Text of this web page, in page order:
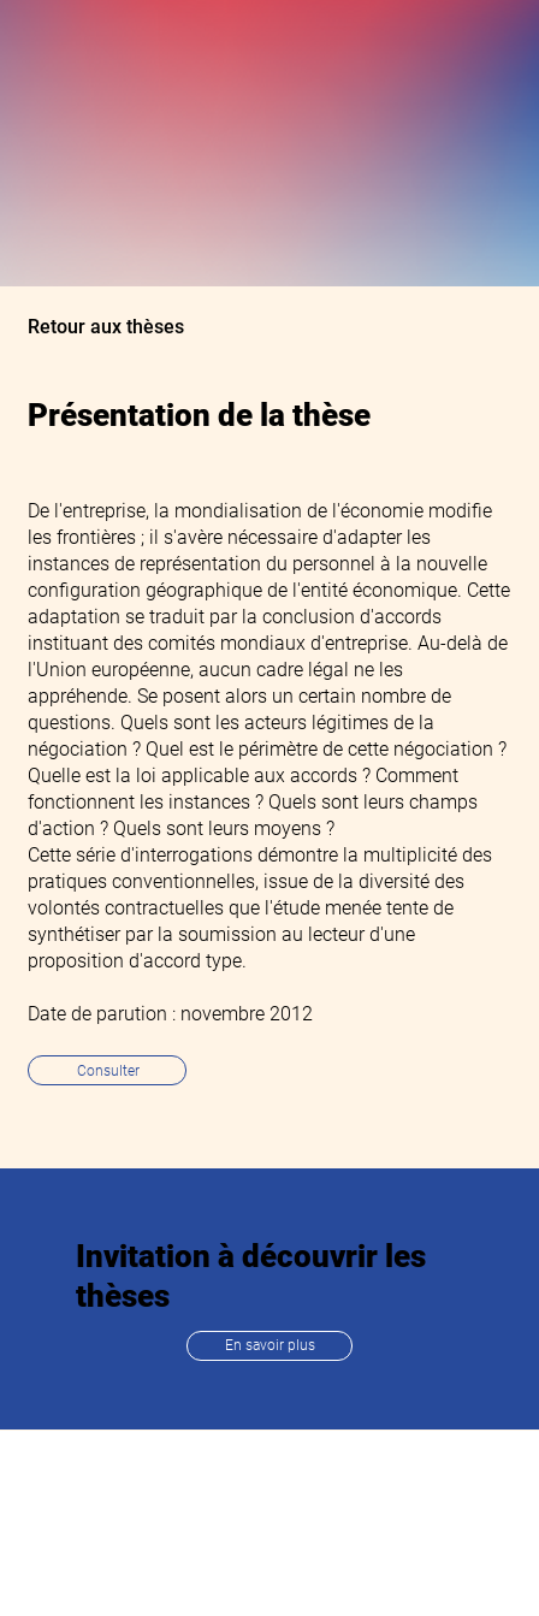
Retour aux thèses
Présentation de la thèse
De l'entreprise, la mondialisation de l'économie modifie
les frontières ; il s'avère nécessaire d'adapter les
instances de représentation du personnel à la nouvelle
configuration géographique de l'entité économique. Cette
adaptation se traduit par la conclusion d'accords
instituant des comités mondiaux d'entreprise. Au-delà de
l'Union européenne, aucun cadre légal ne les
appréhende. Se posent alors un certain nombre de
questions. Quels sont les acteurs légitimes de la
négociation ? Quel est le périmètre de cette négociation ?
Quelle est la loi applicable aux accords ? Comment
fonctionnent les instances ? Quels sont leurs champs
d'action ? Quels sont leurs moyens ?
Cette série d'interrogations démontre la multiplicité des
pratiques conventionnelles, issue de la diversité des
volontés contractuelles que l'étude menée tente de
synthétiser par la soumission au lecteur d'une
proposition d'accord type.
Date de parution : novembre 2012
Consulter
Invitation à découvrir les
thèses
En savoir plus